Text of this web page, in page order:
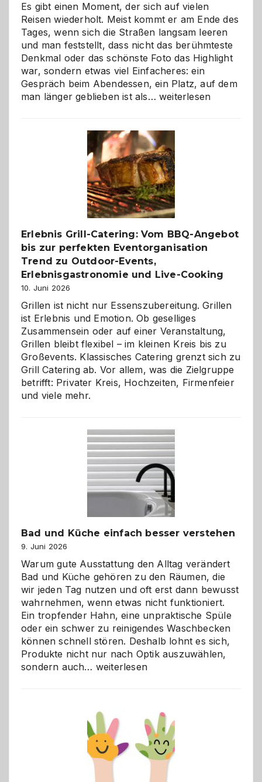
Es gibt einen Moment, der sich auf vielen
Reisen wiederholt. Meist kommt er am Ende des
Tages, wenn sich die Straßen langsam leeren
und man feststellt, dass nicht das berühmteste
Denkmal oder das schönste Foto das Highlight
war, sondern etwas viel Einfacheres: ein
Gespräch beim Abendessen, ein Platz, auf dem
man länger geblieben ist als… Als
–
die
Gelegenheit,
neue
Reiseziele
zu
entdecken
weiterlesen
Erlebnis Grill-Catering: Vom BBQ-Angebot
bis zur perfekten Eventorganisation
Trend zu Outdoor-Events,
Erlebnisgastronomie und Live-Cooking
10. Juni 2026
Grillen ist nicht nur Essenszubereitung. Grillen
ist Erlebnis und Emotion. Ob geselliges
Zusammensein oder auf einer Veranstaltung,
Grillen bleibt flexibel – im kleinen Kreis bis zu
Großevents. Klassisches Catering grenzt sich zu
Grill Catering ab. Vor allem, was die Zielgruppe
betrifft: Privater Kreis, Hochzeiten, Firmenfeier
und viele mehr.
Bad und Küche einfach besser verstehen
9. Juni 2026
Warum gute Ausstattung den Alltag verändert
Bad und Küche gehören zu den Räumen, die
wir jeden Tag nutzen und oft erst dann bewusst
wahrnehmen, wenn etwas nicht funktioniert.
Ein tropfender Hahn, eine unpraktische Spüle
oder ein schwer zu reinigendes Waschbecken
können schnell stören. Deshalb lohnt es sich,
Produkte nicht nur nach Optik auszuwählen,
sondern auch… Bad
besser
verstehen
weiterlesen